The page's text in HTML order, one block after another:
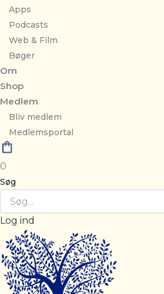
Apps
Podcasts
Web & Film
Bøger
Om
Shop
Medlem
Bliv medlem
Medlemsportal
0
Søg
Log ind